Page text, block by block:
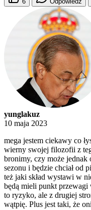
yunglakuz
10 maja 2023
mega jestem ciekawy co
wierny swojej filozofii z
bronimy, czy może jednak
sezonu i będzie chciał od
też jaki skład wystawi w
będą mieli punkt przewagi
to ryzyko, ale z drugiej
wątpię. Plus jest taki, że